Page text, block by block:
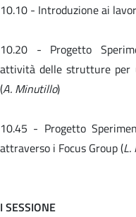
10.10 - Introduzione ai
10.20 - Progetto
attività delle strutture per
(A. Minutillo)
10.45 - Progetto
attraverso i Focus Group (
I SESSIONE